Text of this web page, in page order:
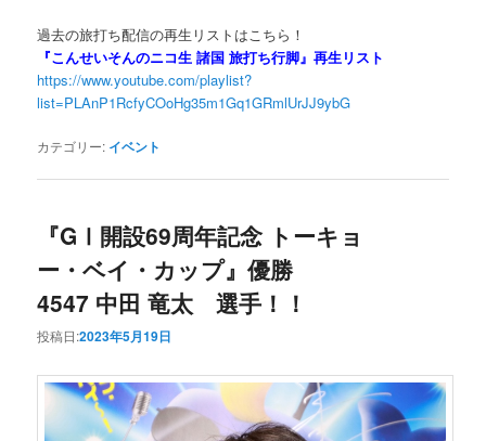
過去の旅打ち配信の再生リストはこちら！
『こんせいそんのニコ生 諸国 旅打ち行脚』再生リスト
https://www.youtube.com/playlist?
list=PLAnP1RcfyCOoHg35m1Gq1GRmlUrJJ9ybG
カテゴリー: イベント
『GⅠ開設69周年記念 トーキョ
ー・ベイ・カップ』優勝
4547 中田 竜太 選手！！
投稿日:2023年5月19日